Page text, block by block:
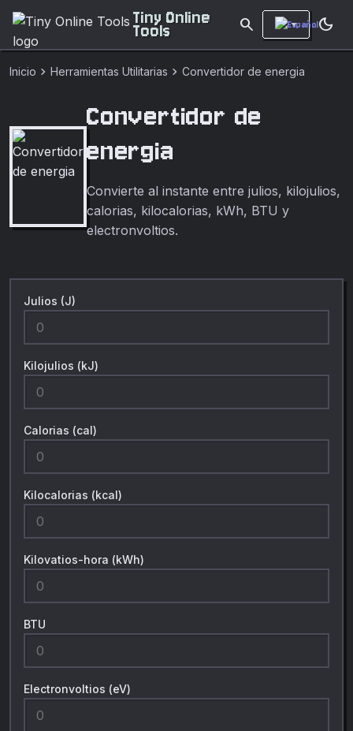
Tiny Online
Tools search dark_mode
Inicio chevron_right Herramientas Utilitarias chevron_right Convertidor de energia
Convertidor de
energia
Convierte al instante entre julios, kilojulios,
calorias, kilocalorias, kWh, BTU y
electronvoltios.
Julios (J)
Kilojulios (kJ)
Calorias (cal)
Kilocalorias (kcal)
Kilovatios-hora (kWh)
BTU
Electronvoltios (eV)